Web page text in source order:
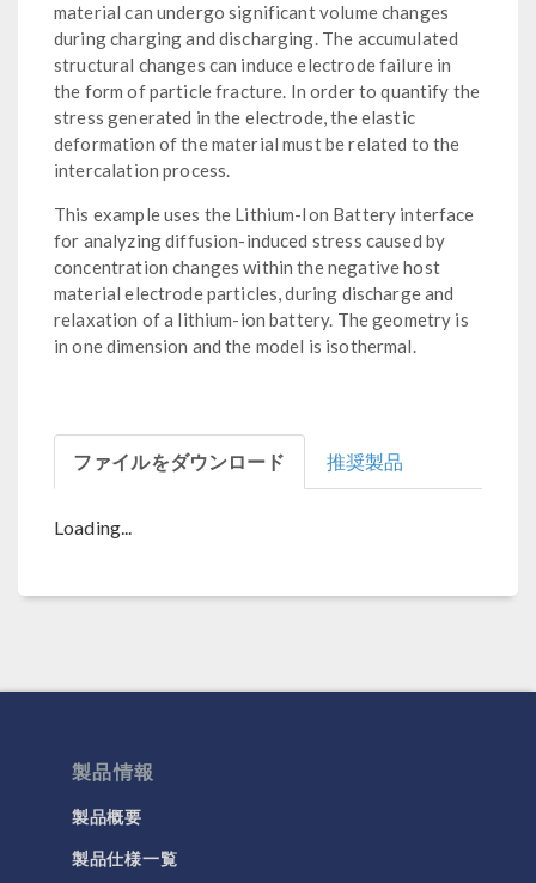
material can undergo significant volume changes
during charging and discharging. The accumulated
structural changes can induce electrode failure in
the form of particle fracture. In order to quantify the
stress generated in the electrode, the elastic
deformation of the material must be related to the
intercalation process.
This example uses the Lithium-Ion Battery interface
for analyzing diffusion-induced stress caused by
concentration changes within the negative host
material electrode particles, during discharge and
relaxation of a lithium-ion battery. The geometry is
in one dimension and the model is isothermal.
ファイルをダウンロード 推奨製品
Loading...
製品情報
製品概要
製品仕様一覧